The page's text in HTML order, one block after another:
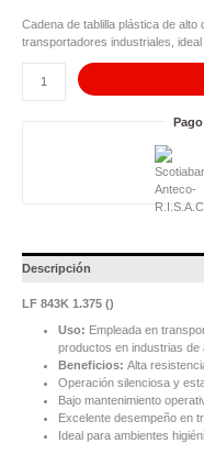
Cadena de tablilla plástica de
transportadores industriales,
Descripción
LF 843K 1.375 ()
Uso: Empleada en
productos en industrias de
Beneficios: Alta
Operación silenciosa y
Bajo mantenimiento
Excelente desempeño en
Ideal para ambientes